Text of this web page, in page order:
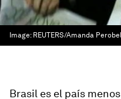
Image: REUTERS/Amanda
Brasil es el país